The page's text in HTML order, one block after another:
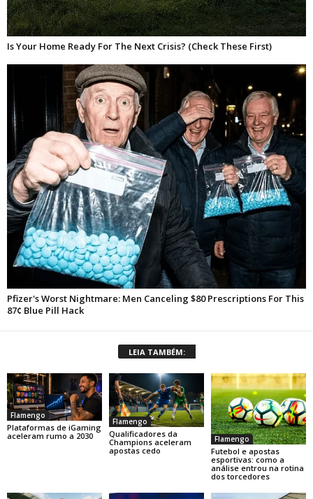
LEIA TAMBÉM:
Flamengo
Plataformas de iGaming
aceleram rumo a 2030
Flamengo
Qualificadores da
Champions aceleram
apostas cedo
Flamengo
Futebol e apostas
esportivas: como a
análise entrou na rotina
dos torcedores